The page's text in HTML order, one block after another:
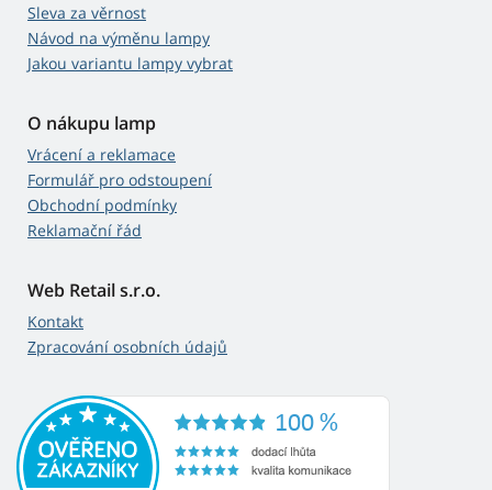
Sleva za věrnost
Návod na výměnu lampy
Jakou variantu lampy vybrat
O nákupu lamp
Vrácení a reklamace
Formulář pro odstoupení
Obchodní podmínky
Reklamační řád
Web Retail s.r.o.
Kontakt
Zpracování osobních údajů